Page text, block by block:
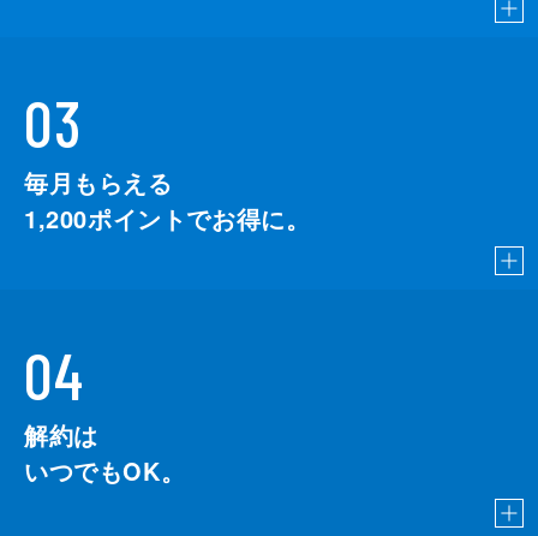
03
毎月もらえる
1,200ポイントでお得に。
04
解約は
いつでもOK。